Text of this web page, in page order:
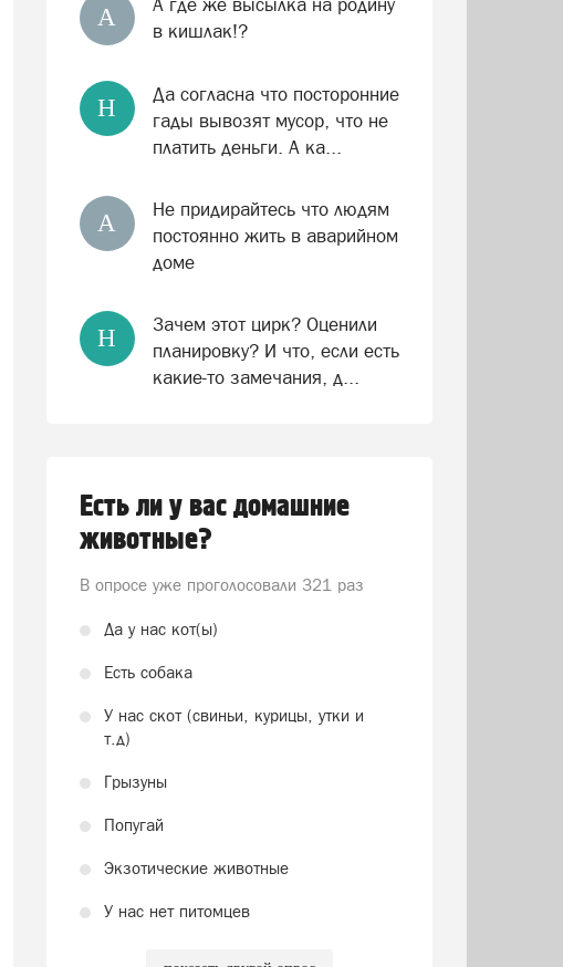
А
А где же высылка на родину
в кишлак!?
Н
Да согласна что посторонние
гады вывозят мусор, что не
платить деньги. А ка...
А
Не придирайтесь что людям
постоянно жить в аварийном
доме
Н
Зачем этот цирк? Оценили
планировку? И что, если есть
какие-то замечания, д...
Есть ли у вас домашние
животные?
В опросе уже проголосовали 321 раз
Да у нас кот(ы)
Есть собака
У нас скот (свиньи, курицы, утки и
т.д)
Грызуны
Попугай
Экзотические животные
У нас нет питомцев